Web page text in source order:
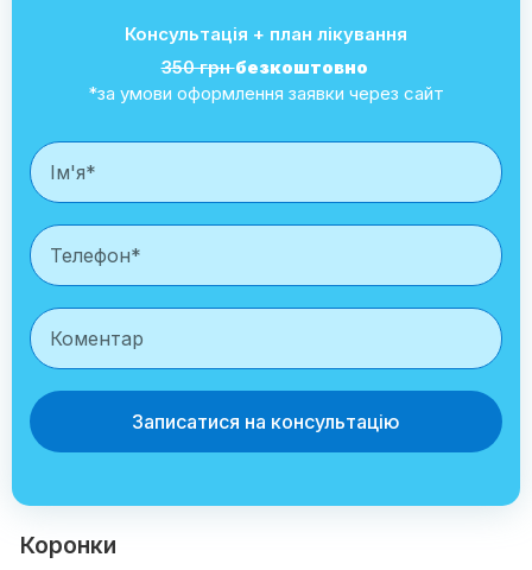
Консультація + план лікування
350 грнбезкоштовно
*за умови оформлення заявки через сайт
Записатися на консультацію
Коронки